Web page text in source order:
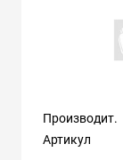
Производит.
Артикул